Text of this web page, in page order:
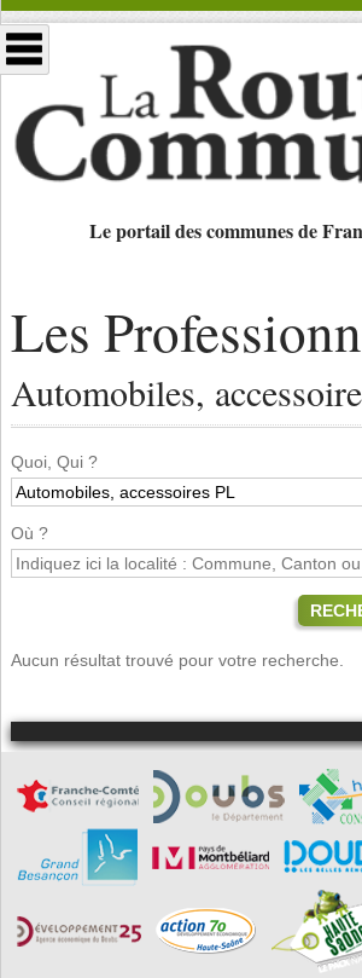
Le portail des communes de
Les
Automobiles,
Quoi, Qui ?
Où ?
Aucun résultat trouvé pour votre recherche.